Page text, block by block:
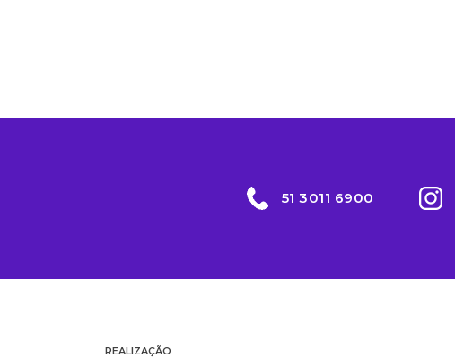
51 3011 6900
REALIZAÇÃO